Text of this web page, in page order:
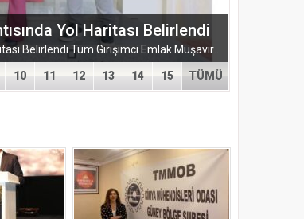
KAHRAMANMARAŞ’A
EĞİTİM-BİR-SEN ADANA ŞUBESİ’NDEN KAHRAMANMARAŞ’A VEFA VE DAYANIŞMA ÇIKARMASI Eğitim-Bir-Sen Adana Şubesi, Kahramanmaraş’ta anlamlı temaslarda bulundu. Adana heyeti; sendikal dayanışmayı güçlendirmek...
10 11 12 13 14 15 TÜMÜ